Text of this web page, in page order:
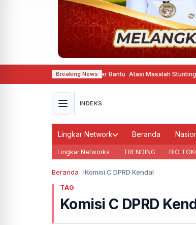
Breaking News
Belanja Pinter Gizine Bener Bantu Atasi Masalah Stunting di
INDEKS
Lingkar Network Beranda
Lingkar Networks TRENDING BIO
Beranda Komisi C DPRD Kendal
TAG
Komisi C DPRD